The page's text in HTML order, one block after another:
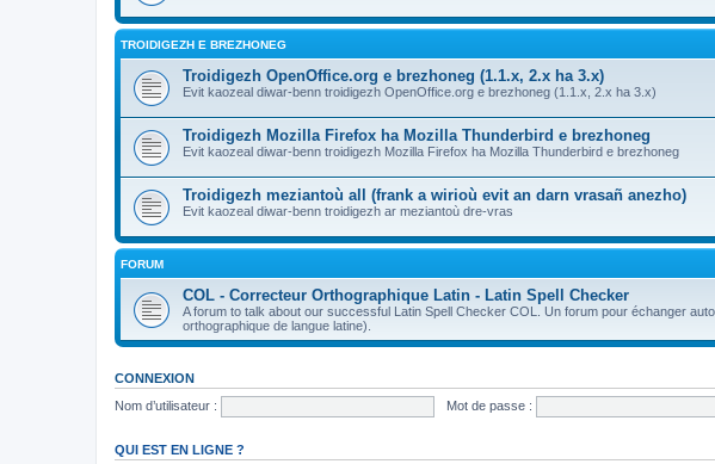
TROIDIGEZH E BREZHONEG
Troidigezh OpenOffice.org e brezhoneg (1.1.x, 2.x ha 3.x)
Evit kaozeal diwar-benn troidigezh OpenOffice.org e brezhoneg (1.1.x, 2.x ha 3.x)
Troidigezh Mozilla Firefox ha Mozilla Thunderbird e brezhoneg
Evit kaozeal diwar-benn troidigezh Mozilla Firefox ha Mozilla Thunderbird e brezhoneg
Troidigezh meziantoù all (frank a wirioù evit an darn vrasañ anezho)
Evit kaozeal diwar-benn troidigezh ar meziantoù dre-vras
FORUM
COL - Correcteur Orthographique Latin - Latin Spell Checker
A forum to talk about our successful Latin Spell Checker COL. Un forum pour échanger
orthographique de langue latine).
CONNEXION
Nom d’utilisateur :
Mot de passe :
QUI EST EN LIGNE ?